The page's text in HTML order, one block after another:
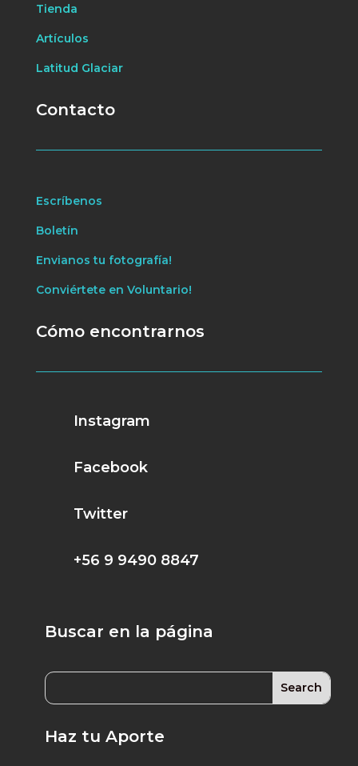
Tienda
Artículos
Latitud Glaciar
Contacto
Escríbenos
Boletín
Envianos tu fotografía!
Conviértete en Voluntario!
Cómo encontrarnos
Instagram
Facebook
Twitter
+56 9 9490 8847
Buscar en la página
Haz tu Aporte